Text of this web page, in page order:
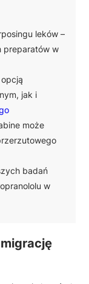
leków –
preparatów w
jak i
może
badań
w